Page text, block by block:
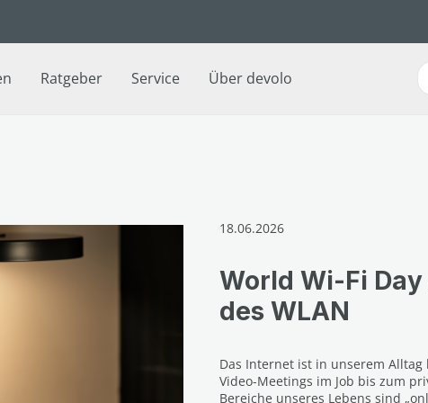
Ratgeber Service Über devolo
18.06.2026
World Wi-Fi
des WLAN
Das Internet ist in unserem
Video-Meetings im Job bis zum
Bereiche unseres Lebens sind